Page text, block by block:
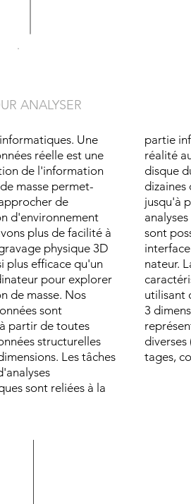
ANALYSER
Une
réelle est une
de l'information
masse permet-
de
d'environnement
plus de facilité à
physique 3D
plus efficace qu'un
pour explorer
de masse. Nos
sont
partir de toutes
structurelles
Les tâches
sont reliées à la
partie
réalité
disque
dizaines
jusqu'à
sont
nateur.
utilisant
3
diverses
tages,